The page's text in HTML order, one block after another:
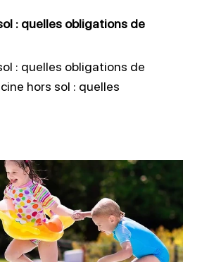
: quelles obligations de
: quelles obligations de
hors sol : quelles